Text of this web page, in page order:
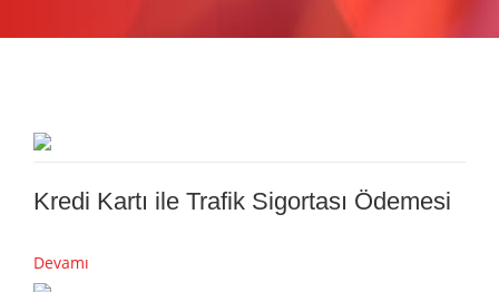
Kredi Kartı ile Trafik Sigortası Ödemesi
Devamı